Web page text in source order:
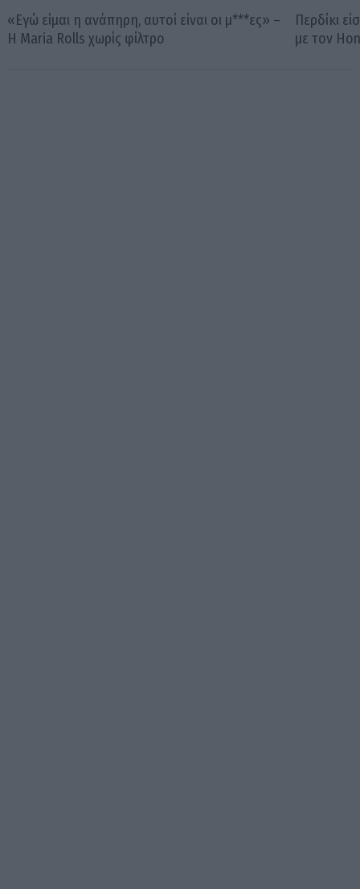
«Εγώ είμαι η ανάπηρη, αυτοί είναι οι μ***ες» –
Η Maria Rolls χωρίς φίλτρο
Περδίκι
με τον